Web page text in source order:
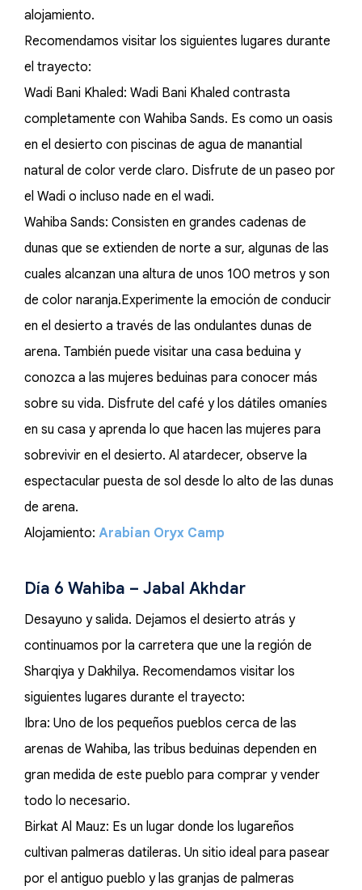
alojamiento.
Recomendamos visitar los siguientes lugares durante
el trayecto:
Wadi Bani Khaled: Wadi Bani Khaled contrasta
completamente con Wahiba Sands. Es como un oasis
en el desierto con piscinas de agua de manantial
natural de color verde claro. Disfrute de un paseo por
el Wadi o incluso nade en el wadi.
Wahiba Sands: Consisten en grandes cadenas de
dunas que se extienden de norte a sur, algunas de las
cuales alcanzan una altura de unos 100 metros y son
de color naranja.Experimente la emoción de conducir
en el desierto a través de las ondulantes dunas de
arena. También puede visitar una casa beduina y
conozca a las mujeres beduinas para conocer más
sobre su vida. Disfrute del café y los dátiles omaníes
en su casa y aprenda lo que hacen las mujeres para
sobrevivir en el desierto. Al atardecer, observe la
espectacular puesta de sol desde lo alto de las dunas
de arena.
Alojamiento: Arabian Oryx Camp
Día 6 Wahiba – Jabal Akhdar
Desayuno y salida. Dejamos el desierto atrás y
continuamos por la carretera que une la región de
Sharqiya y Dakhilya. Recomendamos visitar los
siguientes lugares durante el trayecto:
Ibra: Uno de los pequeños pueblos cerca de las
arenas de Wahiba, las tribus beduinas dependen en
gran medida de este pueblo para comprar y vender
todo lo necesario.
Birkat Al Mauz: Es un lugar donde los lugareños
cultivan palmeras datileras. Un sitio ideal para pasear
por el antiguo pueblo y las granjas de palmeras